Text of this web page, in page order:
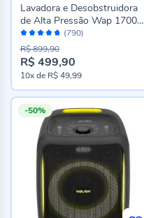
Avaliação:
94%
(790)
Lavadora e Desobstruidora
de Alta Pressão Wap 1700W
New Eco Wash Ultra
R$ 499,90
R$ 899,90
10xde R$ 49,99
-50%